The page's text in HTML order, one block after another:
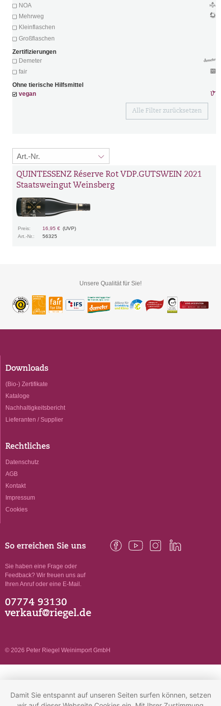
NOA
Mehrweg
Kleinflaschen
Großflaschen
Zertifizierungen
Demeter
fair
Ohne tierische Hilfsmittel
vegan
Alle Filter zurücksetzen
QUINTESSENZ Réserve Rot VDP.GUTSWEIN 2021
Staatsweingut Weinsberg
Preis: 16,95 € (UVP)
Art.-Nr.:
56325
Unsere Qualität für Sie!
So erreichen Sie uns
Sie haben eine Frage oder
Feedback? Wir freuen uns auf
Ihren Anruf oder eine E-Mail.
07774 93130
verkauf@riegel.de
© 2026 Peter Riegel Weinimport GmbH
Downloads
(Bio-) Zertifikate
Kataloge
Nachhaltigkeitsbericht
Lieferanten / Supplier
Rechtliches
Datenschutz
AGB
Kontakt
Impressum
Cookies
Damit Sie entspannt auf unseren Seiten surfen können, setzen